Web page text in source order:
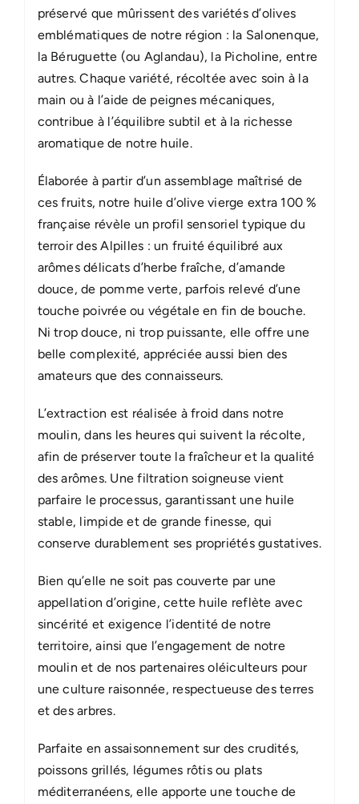
préservé que mûrissent des variétés d’olives
emblématiques de notre région : la Salonenque,
la Béruguette (ou Aglandau), la Picholine, entre
autres. Chaque variété, récoltée avec soin à la
main ou à l’aide de peignes mécaniques,
contribue à l’équilibre subtil et à la richesse
aromatique de notre huile.
Élaborée à partir d’un assemblage maîtrisé de
ces fruits, notre huile d’olive vierge extra 100 %
française révèle un profil sensoriel typique du
terroir des Alpilles : un fruité équilibré aux
arômes délicats d’herbe fraîche, d’amande
douce, de pomme verte, parfois relevé d’une
touche poivrée ou végétale en fin de bouche.
Ni trop douce, ni trop puissante, elle offre une
belle complexité, appréciée aussi bien des
amateurs que des connaisseurs.
L’extraction est réalisée à froid dans notre
moulin, dans les heures qui suivent la récolte,
afin de préserver toute la fraîcheur et la qualité
des arômes. Une filtration soigneuse vient
parfaire le processus, garantissant une huile
stable, limpide et de grande finesse, qui
conserve durablement ses propriétés gustatives.
Bien qu’elle ne soit pas couverte par une
appellation d’origine, cette huile reflète avec
sincérité et exigence l’identité de notre
territoire, ainsi que l’engagement de notre
moulin et de nos partenaires oléiculteurs pour
une culture raisonnée, respectueuse des terres
et des arbres.
Parfaite en assaisonnement sur des crudités,
poissons grillés, légumes rôtis ou plats
méditerranéens, elle apporte une touche de